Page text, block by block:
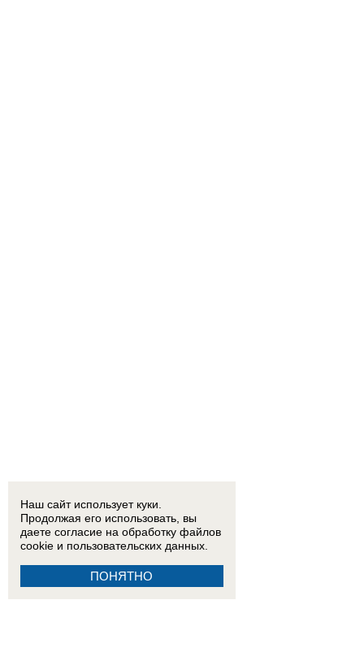
Наш сайт использует куки.
Продолжая его использовать, вы
даете согласие на обработку файлов
cookie и пользовательских данных.
ПОНЯТНО